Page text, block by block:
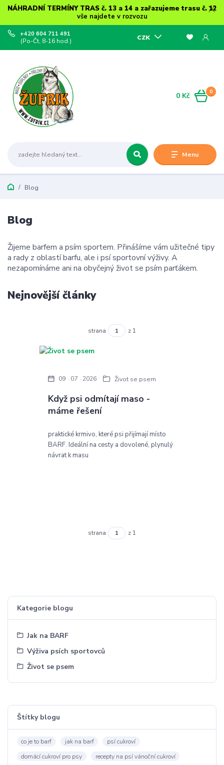
NÁHRADNÍ TERMÍNY TRAS č. 13 a 14 a zařazujeme trasu č. 12
vše najdete v rozvozu
Menu
CZK
+420 604 711 491
(Po-Čt, 8-16 hod.)
0
0 Kč
Blog
Kategorie blogu
Jak na BARF
Výživa psích sportovců
Život se psem
Štítky blogu
co je to barf jak na barf
psí cukroví
domácí cukroví pro psy
recepty na psí vánoční cukroví
Blog
Žijeme barfem a psím sportem. Přinášíme vám užitečné tipy
a rady z oblastí barfu, ale i psí sportovní výživy. A
nezapomínáme ani na obyčejný život se psím parťákem.
Nejnovější články
strana z 1
Když psi odmítají maso -
máme řešení
09 07 2026 Život se psem
praktické krmivo, které psi přijímají místo
BARF. Ideální na cesty a dovolené, plynulý
návrat k masu
strana z 1